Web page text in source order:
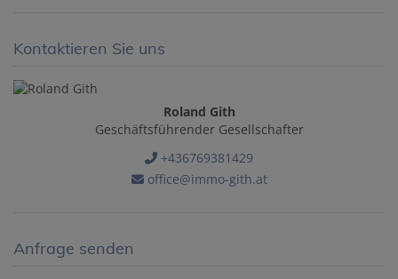
Kontaktieren Sie uns
Roland Gith
Geschäftsführender Gesellschafter
+436769381429
office@immo-gith.at
Anfrage senden